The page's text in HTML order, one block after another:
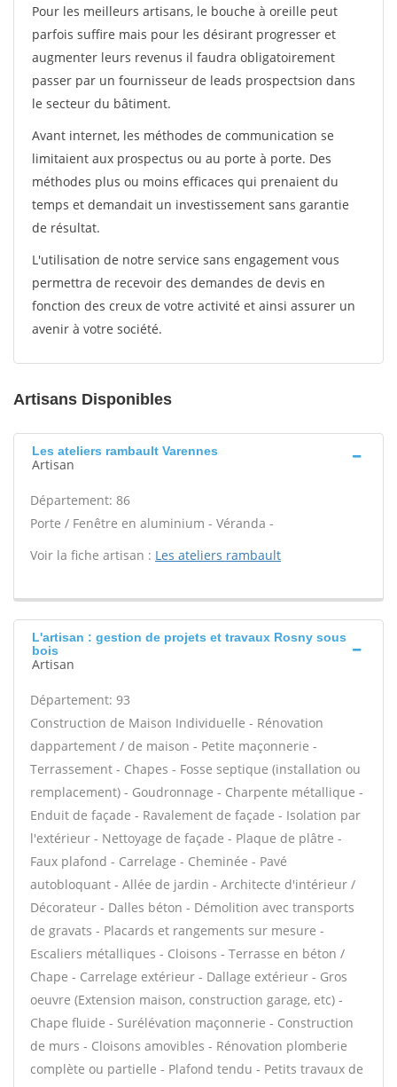
Pour les meilleurs artisans, le bouche à oreille peut
parfois suffire mais pour les désirant progresser et
augmenter leurs revenus il faudra obligatoirement
passer par un fournisseur de leads prospectsion dans
le secteur du bâtiment.
Avant internet, les méthodes de communication se
limitaient aux prospectus ou au porte à porte. Des
méthodes plus ou moins efficaces qui prenaient du
temps et demandait un investissement sans garantie
de résultat.
L'utilisation de notre service sans engagement vous
permettra de recevoir des demandes de devis en
fonction des creux de votre activité et ainsi assurer un
avenir à votre société.
Artisans Disponibles
Les ateliers rambault Varennes
Artisan
Département: 86
Porte / Fenêtre en aluminium - Véranda -
Voir la fiche artisan : Les ateliers rambault
L'artisan : gestion de projets et travaux Rosny sous
bois
Artisan
Département: 93
Construction de Maison Individuelle - Rénovation
dappartement / de maison - Petite maçonnerie -
Terrassement - Chapes - Fosse septique (installation ou
remplacement) - Goudronnage - Charpente métallique -
Enduit de façade - Ravalement de façade - Isolation par
l'extérieur - Nettoyage de façade - Plaque de plâtre -
Faux plafond - Carrelage - Cheminée - Pavé
autobloquant - Allée de jardin - Architecte d'intérieur /
Décorateur - Dalles béton - Démolition avec transports
de gravats - Placards et rangements sur mesure -
Escaliers métalliques - Cloisons - Terrasse en béton /
Chape - Carrelage extérieur - Dallage extérieur - Gros
oeuvre (Extension maison, construction garage, etc) -
Chape fluide - Surélévation maçonnerie - Construction
de murs - Cloisons amovibles - Rénovation plomberie
complète ou partielle - Plafond tendu - Petits travaux de